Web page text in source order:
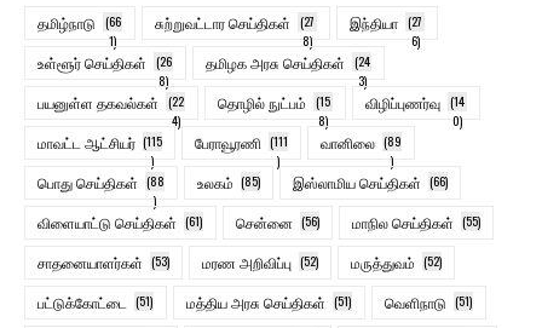
தமிழ்நாடு (66
1)
சுற்றுவட்டார செய்திகள் (27
8)
இந்தியா (27
6)
உள்ளூர் செய்திகள் (26
8)
தமிழக அரசு செய்திகள் (24
3)
பயனுள்ள தகவல்கள் (22
4)
தொழில் நுட்பம் (15
8)
விழிப்புணர்வு (14
0)
மாவட்ட ஆட்சியர் (115
)
பேராவூரணி (111
)
வானிலை (89
)
பொது செய்திகள் (88
)
உலகம் (85) இஸ்லாமிய செய்திகள் (66)
விளையாட்டு செய்திகள் (61) சென்னை (56) மாநில செய்திகள் (55)
சாதனையாளர்கள் (53) மரண அறிவிப்பு (52) மருத்துவம் (52)
பட்டுக்கோட்டை (51) மத்திய அரசு செய்திகள் (51) வெளிநாடு (51)